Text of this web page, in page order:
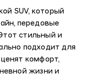
SUV, который
передовые
стильный и
подходит для
комфорт,
жизни и